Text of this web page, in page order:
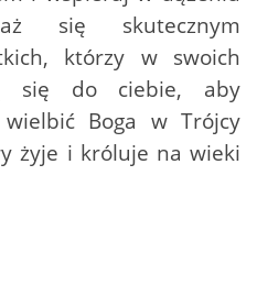
się skutecznym
którzy w swoich
się do ciebie, aby
Boga w Trójcy
żyje i króluje na wieki